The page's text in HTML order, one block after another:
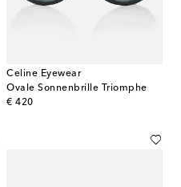
Celine Eyewear
Ovale Sonnenbrille Triomphe
€ 420
original price